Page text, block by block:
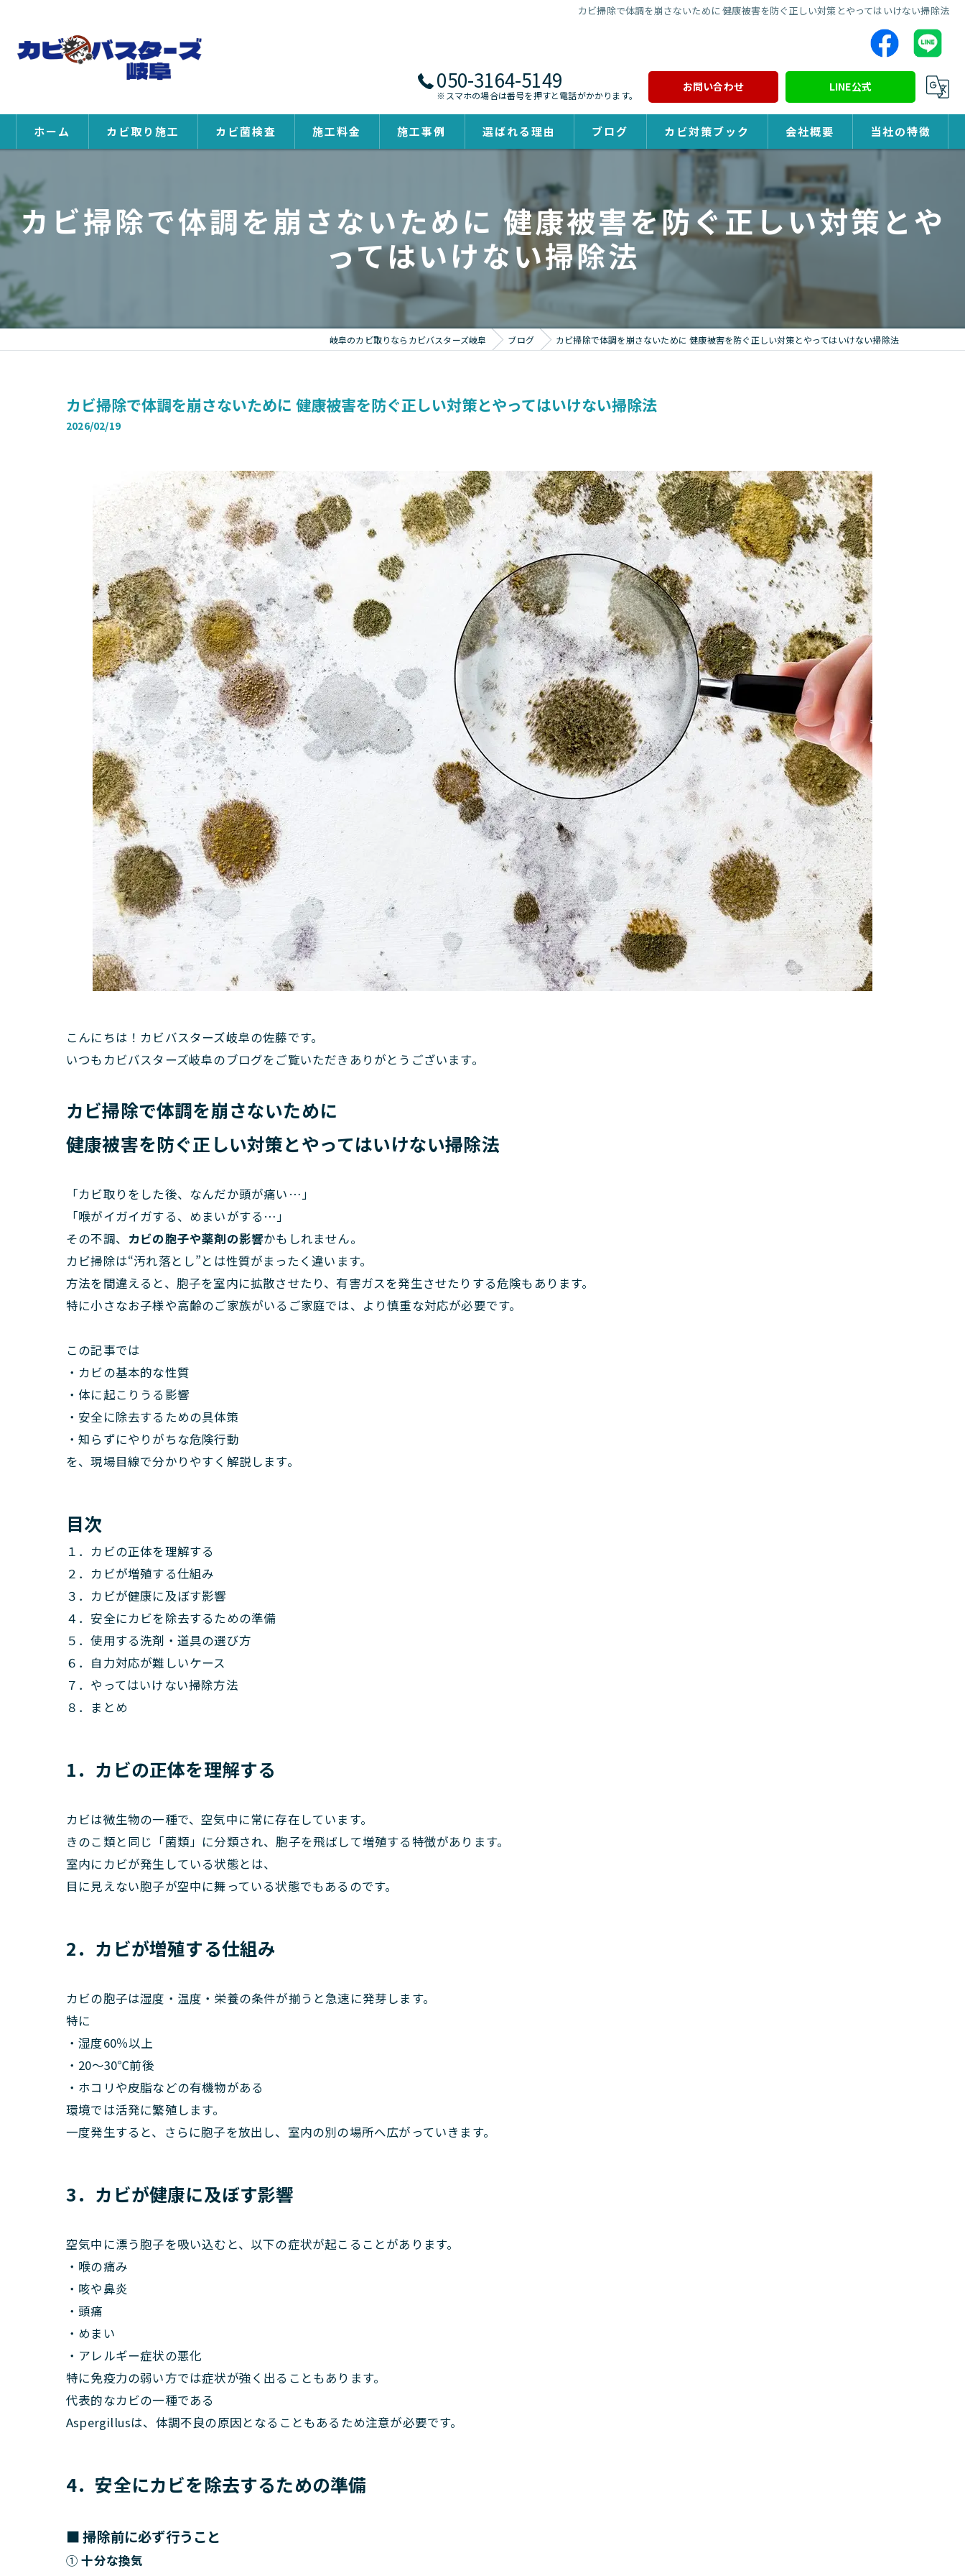
カビ掃除で体調を崩さないために 健康被害を防ぐ正しい対策とやってはいけない掃除法
050-3164-5149
※スマホの場合は番号を押すと電話がかかります。
お問い合わせ LINE公式
ホーム カビ取り施工 カビ菌検査 施工料金 施工事例 選ばれる理由 ブログ カビ対策ブック 会社概要 当社の特徴
除カビ
カビ掃除で体調を崩さないために 健康被害を防ぐ正しい対策とや
ってはいけない掃除法
岐阜のカビ取りならカビバスターズ岐阜 ブログ カビ掃除で体調を崩さないために 健康被害を防ぐ正しい対策とやってはいけない掃除法
カビ掃除で体調を崩さないために 健康被害を防ぐ正しい対策とやってはいけない掃除法
2026/02/19
こんにちは！カビバスターズ岐阜の佐藤です。
いつもカビバスターズ岐阜のブログをご覧いただきありがとうございます。
カビ掃除で体調を崩さないために
健康被害を防ぐ正しい対策とやってはいけない掃除法
「カビ取りをした後、なんだか頭が痛い…」
「喉がイガイガする、めまいがする…」
その不調、 カビの胞子や薬剤の影響かもしれません。
カビ掃除は“汚れ落とし”とは性質がまったく違います。
方法を間違えると、胞子を室内に拡散させたり、有害ガスを発生させたりする危険もあります。
特に小さなお子様や高齢のご家族がいるご家庭では、より慎重な対応が必要です。
この記事では
・カビの基本的な性質
・体に起こりうる影響
・安全に除去するための具体策
・知らずにやりがちな危険行動
を、現場目線で分かりやすく解説します。
目次
１．カビの正体を理解する
２．カビが増殖する仕組み
３．カビが健康に及ぼす影響
４．安全にカビを除去するための準備
５．使用する洗剤・道具の選び方
６．自力対応が難しいケース
７．やってはいけない掃除方法
８．まとめ
1．カビの正体を理解する
カビは微生物の一種で、空気中に常に存在しています。
きのこ類と同じ「菌類」に分類され、胞子を飛ばして増殖する特徴があります。
室内にカビが発生している状態とは、
目に見えない胞子が空中に舞っている状態でもあるのです。
2．カビが増殖する仕組み
カビの胞子は湿度・温度・栄養の条件が揃うと急速に発芽します。
特に
・湿度60％以上
・20～30℃前後
・ホコリや皮脂などの有機物がある
環境では活発に繁殖します。
一度発生すると、さらに胞子を放出し、室内の別の場所へ広がっていきます。
3．カビが健康に及ぼす影響
空気中に漂う胞子を吸い込むと、以下の症状が起こることがあります。
・喉の痛み
・咳や鼻炎
・頭痛
・めまい
・アレルギー症状の悪化
特に免疫力の弱い方では症状が強く出ることもあります。
代表的なカビの一種である
Aspergillusは、体調不良の原因となることもあるため注意が必要です。
4．安全にカビを除去するための準備
■ 掃除前に必ず行うこと
①十分な換気